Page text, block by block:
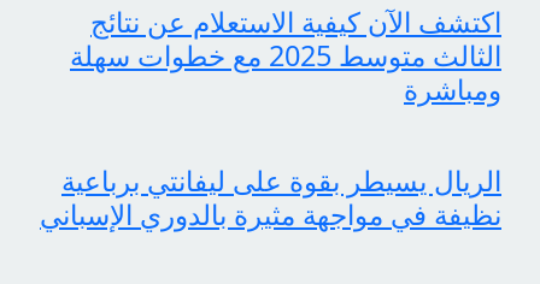
اكتشف الآن كيفية الاستعلام عن نتائج
الثالث متوسط 2025 مع خطوات سهلة
ومباشرة
الريال يسيطر بقوة على ليفانتي برباعية
نظيفة في مواجهة مثيرة بالدوري الإسباني